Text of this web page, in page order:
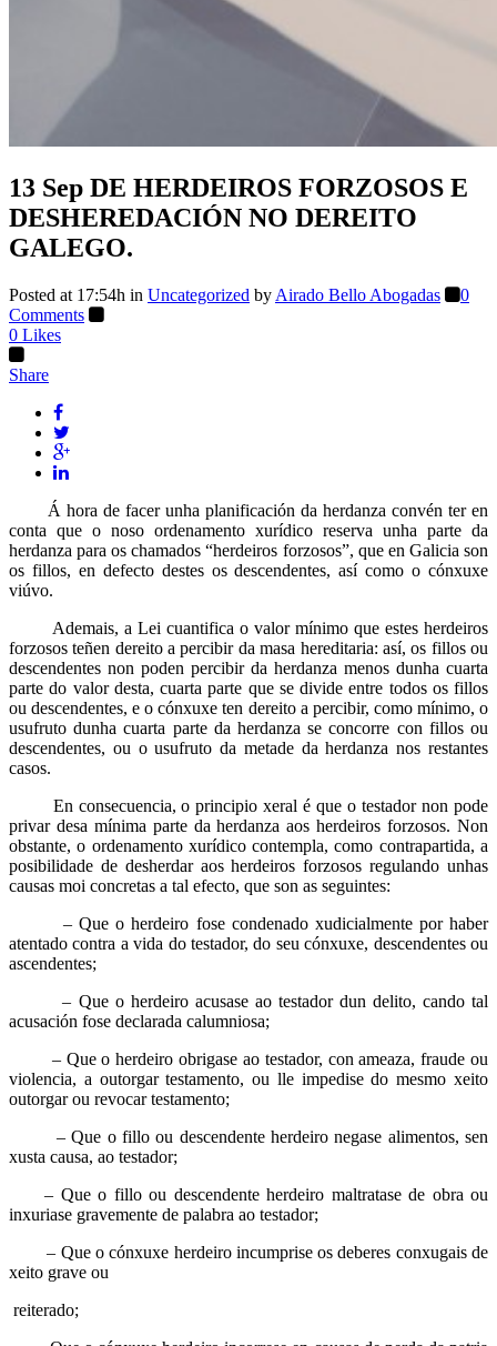
13 Sep DE HERDEIROS FORZOSOS E
DESHEREDACIÓN NO DEREITO
GALEGO.
Posted at 17:54h in Uncategorized by Airado Bello Abogadas
0
Comments
0 Likes
Share
Á hora de facer unha planificación da herdanza convén ter en
conta que o noso ordenamento xurídico reserva unha parte da
herdanza para os chamados “herdeiros forzosos”, que en Galicia son
os fillos, en defecto destes os descendentes, así como o cónxuxe
viúvo.
Ademais, a Lei cuantifica o valor mínimo que estes herdeiros
forzosos teñen dereito a percibir da masa hereditaria: así, os fillos ou
descendentes non poden percibir da herdanza menos dunha cuarta
parte do valor desta, cuarta parte que se divide entre todos os fillos
ou descendentes, e o cónxuxe ten dereito a percibir, como mínimo, o
usufruto dunha cuarta parte da herdanza se concorre con fillos ou
descendentes, ou o usufruto da metade da herdanza nos restantes
casos.
En consecuencia, o principio xeral é que o testador non pode
privar desa mínima parte da herdanza aos herdeiros forzosos. Non
obstante, o ordenamento xurídico contempla, como contrapartida, a
posibilidade de desherdar aos herdeiros forzosos regulando unhas
causas moi concretas a tal efecto, que son as seguintes:
– Que o herdeiro fose condenado xudicialmente por haber
atentado contra a vida do testador, do seu cónxuxe, descendentes ou
ascendentes;
– Que o herdeiro acusase ao testador dun delito, cando tal
acusación fose declarada calumniosa;
– Que o herdeiro obrigase ao testador, con ameaza, fraude ou
violencia, a outorgar testamento, ou lle impedise do mesmo xeito
outorgar ou revocar testamento;
– Que o fillo ou descendente herdeiro negase alimentos, sen
xusta causa, ao testador;
– Que o fillo ou descendente herdeiro maltratase de obra ou
inxuriase gravemente de palabra ao testador;
– Que o cónxuxe herdeiro incumprise os deberes conxugais de
xeito grave ou
reiterado;